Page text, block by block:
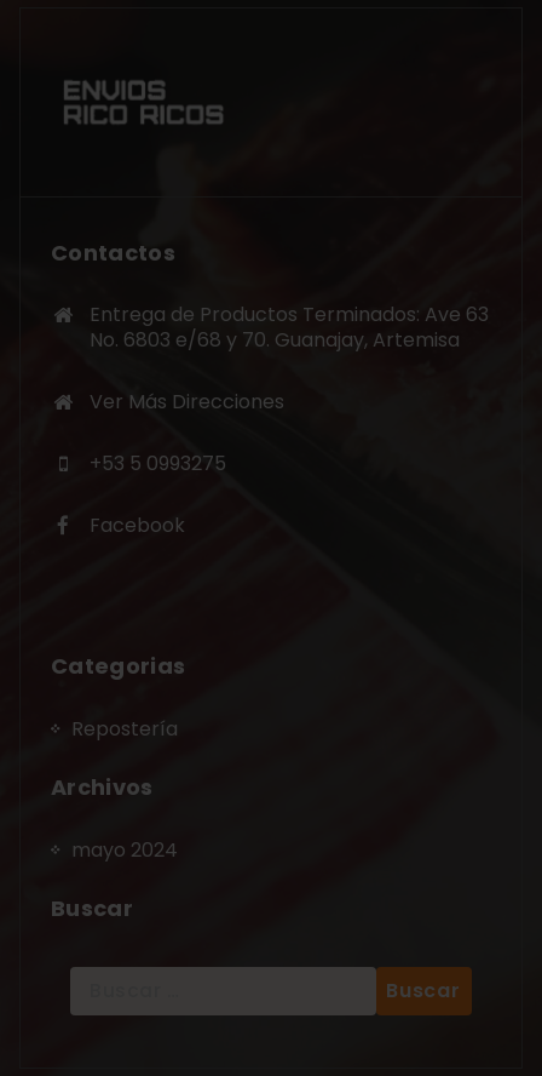
Contactos
Entrega de Productos Terminados: Ave 63
No. 6803 e/68 y 70. Guanajay, Artemisa
Ver Más Direcciones
+53 5 0993275
Facebook
Categorias
Repostería
Archivos
mayo 2024
Buscar